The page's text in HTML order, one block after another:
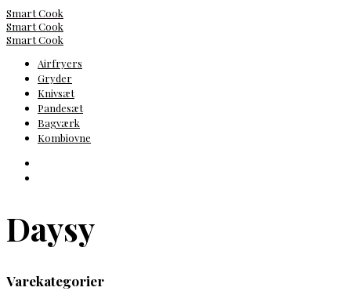
Smart Cook
Smart Cook
Smart Cook
Airfryers
Gryder
Knivsæt
Pandesæt
Bagværk
Kombiovne
Daysy
Varekategorier